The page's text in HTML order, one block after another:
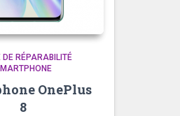
DE RÉPARABILITÉ
OnePlus
8